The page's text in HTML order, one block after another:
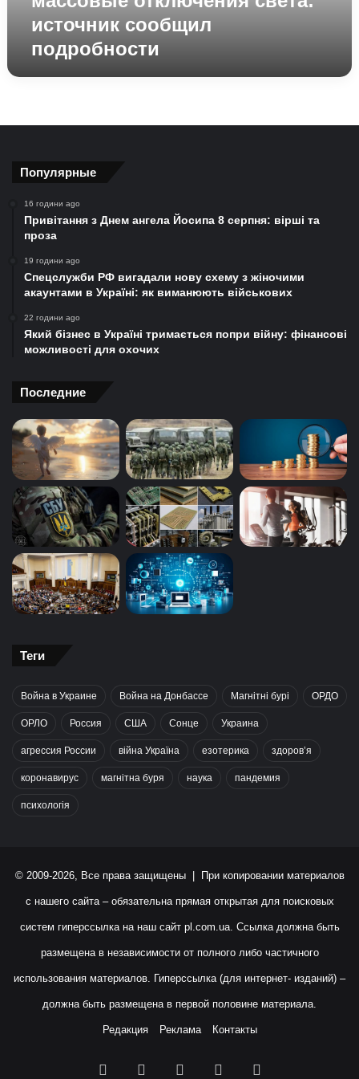
подробности
источник сообщил
подробности
Популярные
16 години ago
Привітання з Днем ангела Йосипа 8 серпня: вірші та
проза
19 години ago
Спецслужби РФ вигадали нову схему з жіночими
акаунтами в Україні: як виманюють військових
22 години ago
Який бізнес в Україні тримається попри війну: фінансові
можливості для охочих
Последние
Теги
Война в Украине Война на Донбассе Магнітні бурі ОРДО
ОРЛО Россия США Сонце Украина
агрессия России війна Україна езотерика здоров’я
коронавирус магнітна буря наука пандемия
психологія
© 2009-2026, Все права защищены | При копировании материалов
с нашего сайта – обязательна прямая открытая для поисковых
систем гиперссылка на наш сайт pl.com.ua. Ссылка должна быть
размещена в независимости от полного либо частичного
использования материалов. Гиперссылка (для интернет- изданий) –
должна быть размещена в первой половине материала.
Редакция Реклама Контакты
Facebook YouTubeInstagram